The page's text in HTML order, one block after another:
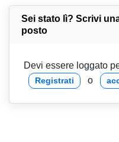
Sei stato lì? Scrivi
posto
Devi essere loggato
Registrati o